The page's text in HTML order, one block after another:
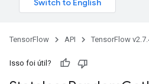
TensorFlow API TensorFlow
Isso foi útil?